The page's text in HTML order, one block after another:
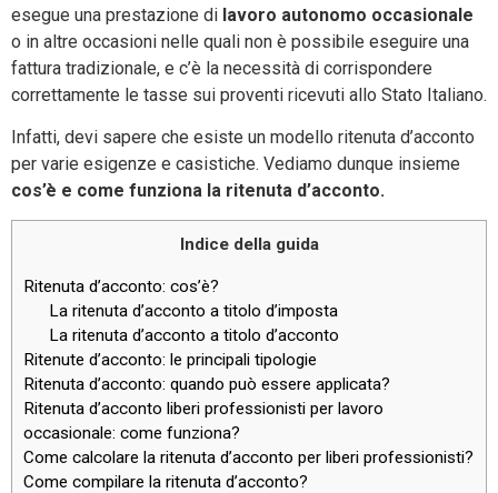
esegue una prestazione di lavoro autonomo occasionale
o in altre occasioni nelle quali non è possibile eseguire una
fattura tradizionale, e c’è la necessità di corrispondere
correttamente le tasse sui proventi ricevuti allo Stato Italiano.
Infatti, devi sapere che esiste un modello ritenuta d’acconto
per varie esigenze e casistiche. Vediamo dunque insieme
cos’è e come funziona la ritenuta d’acconto.
Indice della guida
Ritenuta d’acconto: cos’è?
La ritenuta d’acconto a titolo d’imposta
La ritenuta d’acconto a titolo d’acconto
Ritenute d’acconto: le principali tipologie
Ritenuta d’acconto: quando può essere applicata?
Ritenuta d’acconto liberi professionisti per lavoro
occasionale: come funziona?
Come calcolare la ritenuta d’acconto per liberi professionisti?
Come compilare la ritenuta d’acconto?